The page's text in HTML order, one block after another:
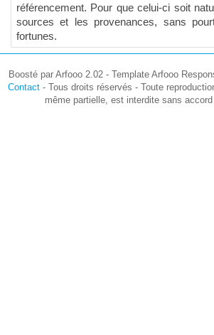
référencement. Pour que celui-ci soit
sources et les provenances, sans
fortunes.
Boosté par Arfooo 2.02 - Template Arfooo
Contact- Tous droits réservés - Toute
même partielle, est interdite sans